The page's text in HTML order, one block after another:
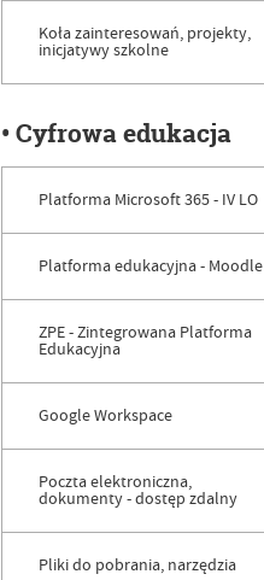
Koła zainteresowań, projekty,
inicjatywy szkolne
• Cyfrowa edukacja
Platforma Microsoft 365 - IV LO
Platforma edukacyjna - Moodle
ZPE - Zintegrowana Platforma
Edukacyjna
Google Workspace
Poczta elektroniczna,
dokumenty - dostęp zdalny
Pliki do pobrania, narzędzia